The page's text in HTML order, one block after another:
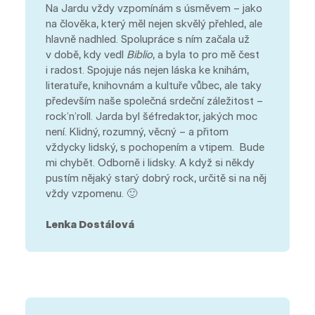
Na Jardu vždy vzpomínám s úsměvem – jako
na člověka, který měl nejen skvělý přehled, ale
hlavně nadhled. Spolupráce s ním začala už
v době, kdy vedl Biblio, a byla to pro mě čest
i radost. Spojuje nás nejen láska ke knihám,
literatuře, knihovnám a kultuře vůbec, ale taky
především naše společná srdeční záležitost –
rock’n’roll. Jarda byl šéfredaktor, jakých moc
není. Klidný, rozumný, věcný – a přitom
vždycky lidský, s pochopením a vtipem. Bude
mi chybět. Odborně i lidsky. A když si někdy
pustím nějaký starý dobrý rock, určitě si na něj
vždy vzpomenu. 🙂
Lenka Dostálová